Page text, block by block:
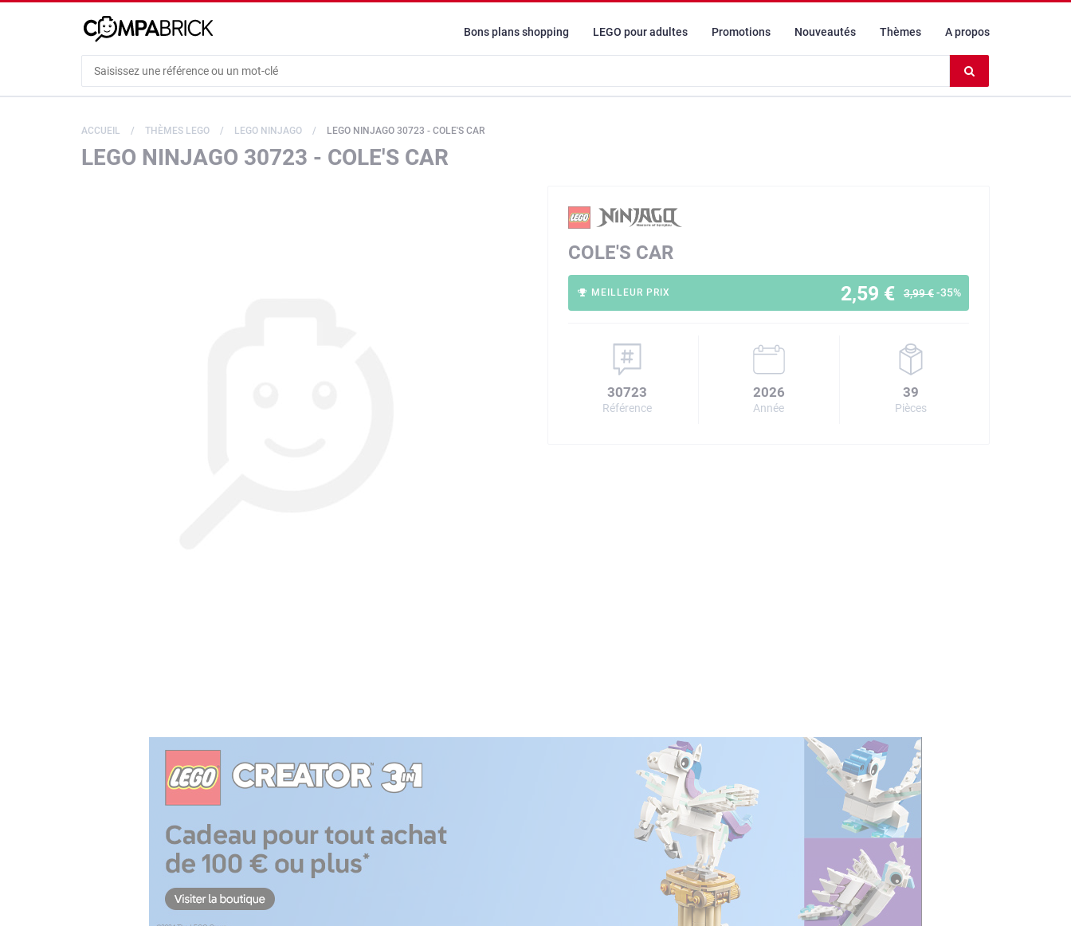
Bons plans shopping LEGO pour adultes Promotions Nouveautés Thèmes A propos
le
ACCUEIL THÈMES LEGO LEGO NINJAGO LEGO NINJAGO 30723 - COLE'S CAR
LEGO NINJAGO 30723 - COLE'S CAR
COLE'S CAR
2,59 € 3,99 €-35%
MEILLEUR PRIX
30723
Référence
2026
Année
39
Pièces